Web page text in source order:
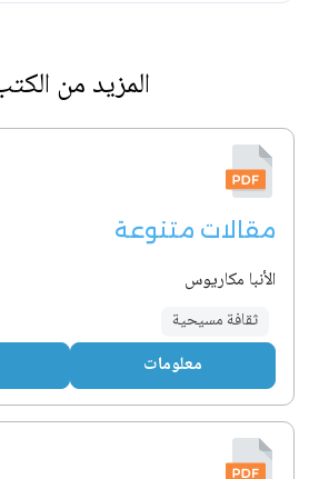
المزيد من
مقالات متنوعة
الأنبا مكاريوس
ثقافة مسيحية
معلومات